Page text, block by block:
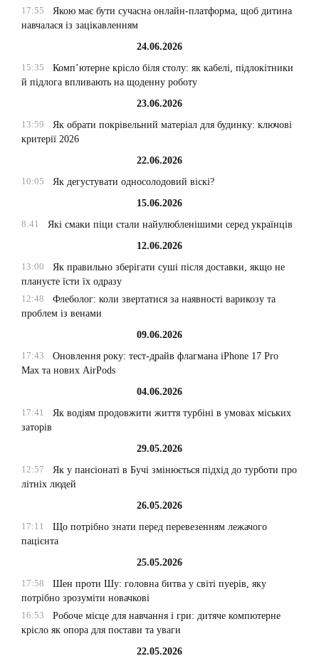
17:55
Якою має бути сучасна онлайн-платформа, щоб дитина
навчалася із зацікавленням
24.06.2026
15:35
Комп’ютерне крісло біля столу: як кабелі, підлокітники
й підлога впливають на щоденну роботу
23.06.2026
13:59
Як обрати покрівельний матеріал для будинку: ключові
критерії 2026
22.06.2026
10:05
Як дегустувати односолодовий віскі?
15.06.2026
8:41
Які смаки піци стали найулюбленішими серед українців
12.06.2026
13:00
Як правильно зберігати суші після доставки, якщо не
плануєте їсти їх одразу
12:48
Флеболог: коли звертатися за наявності варикозу та
проблем із венами
09.06.2026
17:43
Оновлення року: тест-драйв флагмана iPhone 17 Pro
Max та нових AirPods
04.06.2026
17:41
Як водіям продовжити життя турбіні в умовах міських
заторів
29.05.2026
12:57
Як у пансіонаті в Бучі змінюється підхід до турботи про
літніх людей
26.05.2026
17:11
Що потрібно знати перед перевезенням лежачого
пацієнта
25.05.2026
17:58
Шен проти Шу: головна битва у світі пуерів, яку
потрібно зрозуміти новачкові
16:53
Робоче місце для навчання і гри: дитяче компютерне
крісло як опора для постави та уваги
22.05.2026